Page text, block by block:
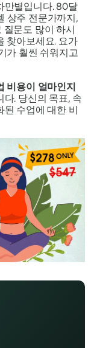
만별입니다. 80달
상주 전문가까지,
질문도 많이 하시
찾아보세요. 요가
가 훨씬 쉬워지고
비용이 얼마인지
다. 당신의 목표, 속
된 수업에 대한 비